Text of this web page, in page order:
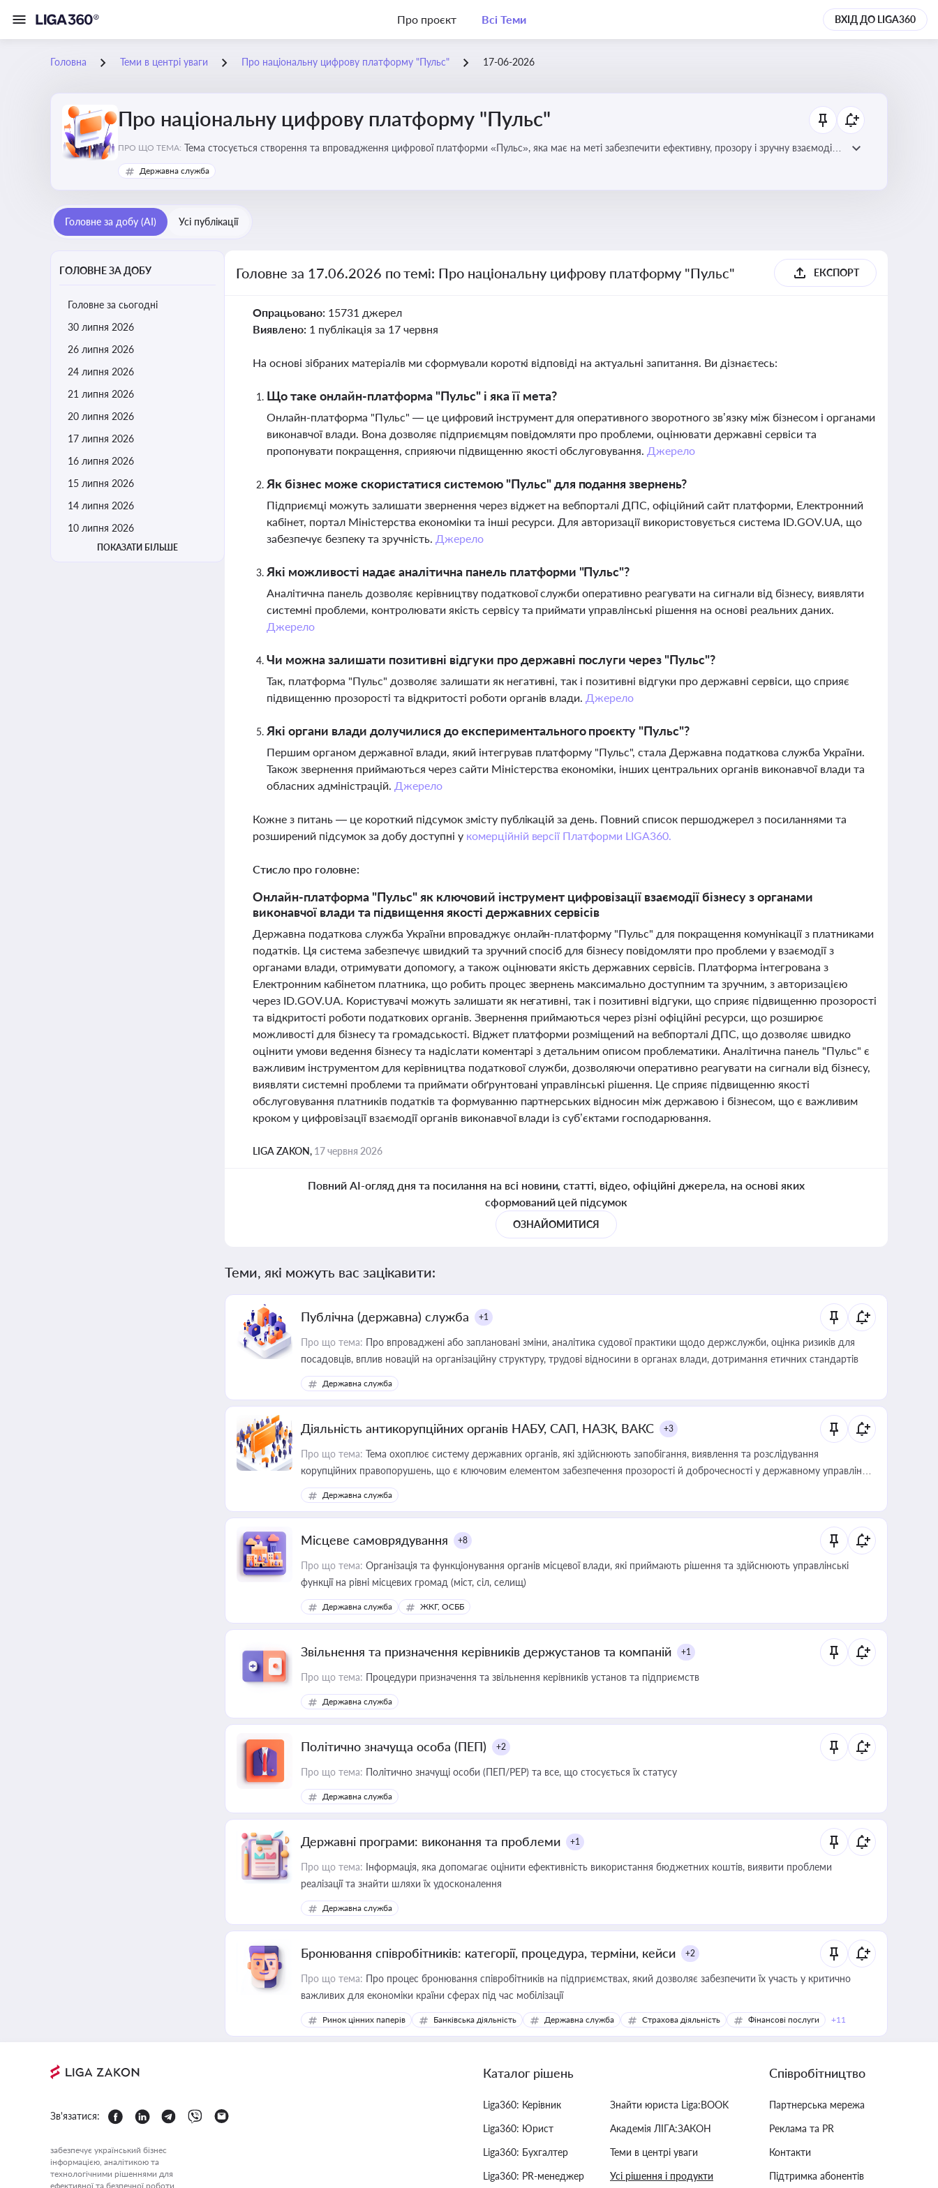
Про проєкт Всі Теми ВХІД ДО LIGA360
Головна Теми в центрі уваги Про національну цифрову платформу "Пульс" 17-06-2026
Про національну цифрову платформу "Пульс"
ПРО ЩО ТЕМА: Тема стосується створення та впровадження цифрової платформи «Пульс», яка має на меті забезпечити ефективну, прозору і зручну взаємодію
бізнесу з органами виконавчої влади
Державна служба
Головне за добу (AI) Усі публікації
ГОЛОВНЕ ЗА ДОБУ
Головне за сьогодні
30 липня 2026
26 липня 2026
24 липня 2026
21 липня 2026
20 липня 2026
17 липня 2026
16 липня 2026
15 липня 2026
14 липня 2026
10 липня 2026
ПОКАЗАТИ БІЛЬШЕ
Головне за 17.06.2026 по темі: Про національну цифрову платформу "Пульс" ЕКСПОРТ
Опрацьовано: 15731 джерел
Виявлено: 1 публікація за 17 червня
На основі зібраних матеріалів ми сформували короткі відповіді на актуальні запитання. Ви дізнаєтесь:
Що таке онлайн-платформа "Пульс" і яка її мета?
Онлайн-платформа "Пульс" — це цифровий інструмент для оперативного зворотного зв’язку між бізнесом і органами
виконавчої влади. Вона дозволяє підприємцям повідомляти про проблеми, оцінювати державні сервіси та
пропонувати покращення, сприяючи підвищенню якості обслуговування. Джерело
Як бізнес може скористатися системою "Пульс" для подання звернень?
Підприємці можуть залишати звернення через віджет на вебпорталі ДПС, офіційний сайт платформи, Електронний
кабінет, портал Міністерства економіки та інші ресурси. Для авторизації використовується система ID.GOV.UA, що
забезпечує безпеку та зручність. Джерело
Які можливості надає аналітична панель платформи "Пульс"?
Аналітична панель дозволяє керівництву податкової служби оперативно реагувати на сигнали від бізнесу, виявляти
системні проблеми, контролювати якість сервісу та приймати управлінські рішення на основі реальних даних.
Джерело
Чи можна залишати позитивні відгуки про державні послуги через "Пульс"?
Так, платформа "Пульс" дозволяє залишати як негативні, так і позитивні відгуки про державні сервіси, що сприяє
підвищенню прозорості та відкритості роботи органів влади. Джерело
Які органи влади долучилися до експериментального проєкту "Пульс"?
Першим органом державної влади, який інтегрував платформу "Пульс", стала Державна податкова служба України.
Також звернення приймаються через сайти Міністерства економіки, інших центральних органів виконавчої влади та
обласних адміністрацій. Джерело
Кожне з питань — це короткий підсумок змісту публікацій за день. Повний список першоджерел з посиланнями та
розширений підсумок за добу доступні у комерційній версії Платформи LIGA360.
Стисло про головне:
Онлайн-платформа "Пульс" як ключовий інструмент цифровізації взаємодії бізнесу з органами
виконавчої влади та підвищення якості державних сервісів
Державна податкова служба України впроваджує онлайн-платформу "Пульс" для покращення комунікації з платниками
податків. Ця система забезпечує швидкий та зручний спосіб для бізнесу повідомляти про проблеми у взаємодії з
органами влади, отримувати допомогу, а також оцінювати якість державних сервісів. Платформа інтегрована з
Електронним кабінетом платника, що робить процес звернень максимально доступним та зручним, з авторизацією
через ID.GOV.UA. Користувачі можуть залишати як негативні, так і позитивні відгуки, що сприяє підвищенню прозорості
та відкритості роботи податкових органів. Звернення приймаються через різні офіційні ресурси, що розширює
можливості для бізнесу та громадськості. Віджет платформи розміщений на вебпорталі ДПС, що дозволяє швидко
оцінити умови ведення бізнесу та надіслати коментарі з детальним описом проблематики. Аналітична панель "Пульс" є
важливим інструментом для керівництва податкової служби, дозволяючи оперативно реагувати на сигнали від бізнесу,
виявляти системні проблеми та приймати обґрунтовані управлінські рішення. Це сприяє підвищенню якості
обслуговування платників податків та формуванню партнерських відносин між державою і бізнесом, що є важливим
кроком у цифровізації взаємодії органів виконавчої влади із суб’єктами господарювання.
LIGA ZAKON, 17 червня 2026
Повний AI-огляд дня та посилання на всі новини, статті, відео, офіційні джерела, на основі яких
сформований цей підсумок
ОЗНАЙОМИТИСЯ
Теми, які можуть вас зацікавити:
Публічна (державна) служба +1
Про що тема: Про впроваджені або заплановані зміни, аналітика судової практики щодо держслужби, оцінка ризиків для
посадовців, вплив новацій на організаційну структуру, трудові відносини в органах влади, дотримання етичних стандартів
Державна служба
Діяльність антикорупційних органів НАБУ, САП, НАЗК, ВАКС +3
Про що тема: Тема охоплює систему державних органів, які здійснюють запобігання, виявлення та розслідування
корупційних правопорушень, що є ключовим елементом забезпечення прозорості й доброчесності у державному управлінні
та бізнесі
Державна служба
Місцеве самоврядування +8
Про що тема: Організація та функціонування органів місцевої влади, які приймають рішення та здійснюють управлінські
функції на рівні місцевих громад (міст, сіл, селищ)
Державна служба ЖКГ, ОСББ
Звільнення та призначення керівників держустанов та компаній +1
Про що тема: Процедури призначення та звільнення керівників установ та підприємств
Державна служба
Політично значуща особа (ПЕП) +2
Про що тема: Політично значущі особи (ПЕП/PEP) та все, що стосується їх статусу
Державна служба
Державні програми: виконання та проблеми +1
Про що тема: Інформація, яка допомагає оцінити ефективність використання бюджетних коштів, виявити проблеми
реалізації та знайти шляхи їх удосконалення
Державна служба
Бронювання співробітників: категорії, процедура, терміни, кейси +2
Про що тема: Про процес бронювання співробітників на підприємствах, який дозволяє забезпечити їх участь у критично
важливих для економіки країни сферах під час мобілізації
Ринок цінних паперів Банківська діяльність Державна служба Страхова діяльність Фінансові послуги +11
Зв'язатися:
забезпечує український бізнес
інформацією, аналітикою та
технологічними рішеннями для
ефективної та безпечної роботи.
Каталог рішень
Liga360: Керівник
Liga360: Юрист
Liga360: Бухгалтер
Liga360: PR-менеджер
Знайти юриста Liga:BOOK
Академія ЛІГА:ЗАКОН
Теми в центрі уваги
Усі рішення і продукти
Співробітництво
Партнерська мережа
Реклама та PR
Контакти
Підтримка абонентів